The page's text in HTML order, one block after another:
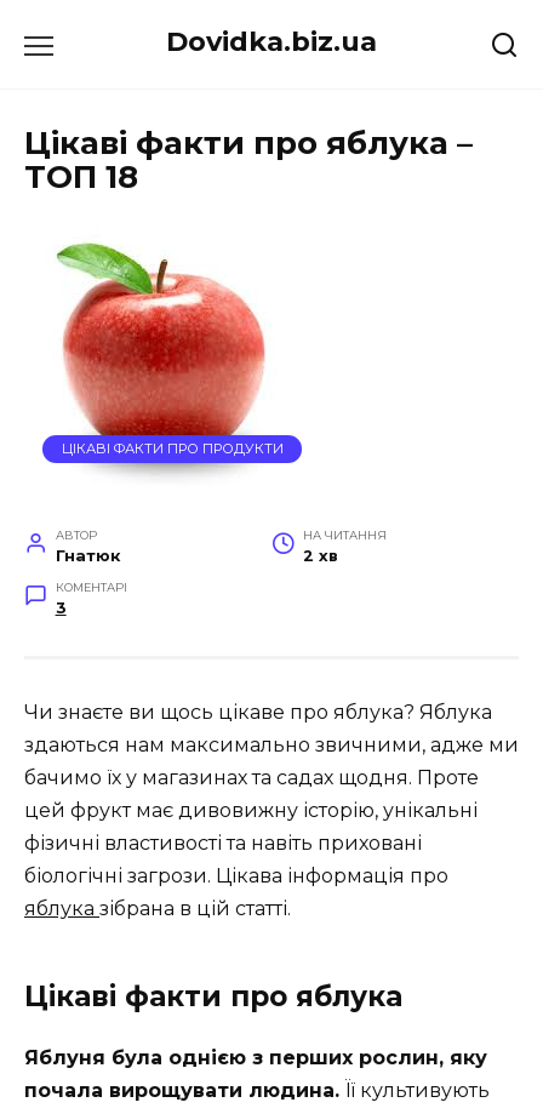
до
Dovidka.biz.ua
Цікаві факти про яблука –
ТОП 18
ЦІКАВІ ФАКТИ ПРО ПРОДУКТИ
АВТОР
Гнатюк
НА ЧИТАННЯ
2 хв
КОМЕНТАРІ
3
Чи знаєте ви щось цікаве про яблука? Яблука
здаються нам максимально звичними, адже ми
бачимо їх у магазинах та садах щодня. Проте
цей фрукт має дивовижну історію, унікальні
фізичні властивості та навіть приховані
біологічні загрози. Цікава інформація про
яблука зібрана в цій статті.
Цікаві факти про яблука
Яблуня була однією з перших рослин, яку
почала вирощувати людина. Її культивують